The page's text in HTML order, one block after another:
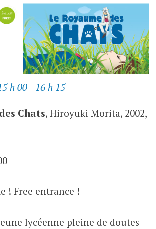
h 00 - 16 h 15
Chats, Hiroyuki Morita, 2002,
! Free entrance !
lycéenne pleine de doutes